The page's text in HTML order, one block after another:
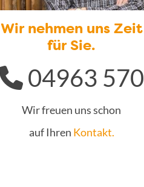
Wir nehmen uns Zeit
für Sie.
04963 570
Wir freuen uns schon
auf Ihren Kontakt.